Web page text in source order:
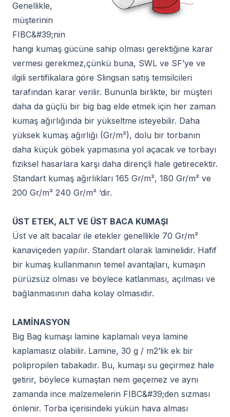
Genellikle,
müşterinin
FIBC&#39;nin
hangi kumaş gücüne sahip olması gerektiğine karar
vermesi gerekmez,çünkü buna, SWL ve SF’ye ve
ilgili sertifikalara göre Slingsan satış temsilcileri
tarafından karar verilir. Bununla birlikte, bir müşteri
daha da güçlü bir big bag elde etmek için her zaman
kumaş ağırlığında bir yükseltme isteyebilir. Daha
yüksek kumaş ağırlığı (Gr/m²), dolu bir torbanın
daha küçük göbek yapmasına yol açacak ve torbayı
fiziksel hasarlara karşı daha dirençli hale getirecektir.
Standart kumaş ağırlıkları 165 Gr/m², 180 Gr/m² ve
200 Gr/m² 240 Gr/m² ‘dir.
ÜST ETEK, ALT VE ÜST BACA KUMAŞI
Üst ve alt bacalar ile etekler genellikle 70 Gr/m²
kanaviçeden yapılır. Standart olarak laminelidir. Hafif
bir kumaş kullanmanın temel avantajları, kumaşın
pürüzsüz olması ve böylece katlanması, açılması ve
bağlanmasının daha kolay olmasıdır.
LAMİNASYON
Big Bag kumaşı lamine kaplamalı veya lamine
kaplamasız olabilir. Lamine, 30 g / m2’lik ek bir
polipropilen tabakadır. Bu, kumaşı su geçirmez hale
getirir, böylece kumaştan nem geçemez ve aynı
zamanda ince malzemelerin FIBC&#39;den sızması
önlenir. Torba içerisindeki yükün hava alması